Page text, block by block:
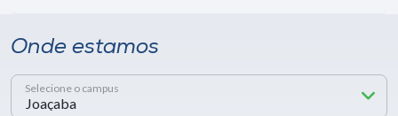
Onde estamos
Selecione o campus